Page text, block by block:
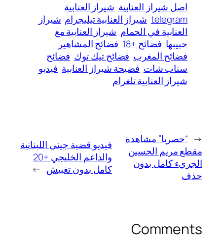
اصل شيراز العنابية شيراز العنابية
telegram شيراز العنابية تيليجرام شيراز
العنابية في الحمام شيراز العنابية مع
حبيبها فضائح +18
فضائح المشاهير
فضائح المغرب فضائح تيك توك فضائح
سناب شات فضيحة شيراز العنابية فيديو
شيراز العنابية تلغرام
← “حصريا” مشاهدة
مقطع مريم الحسين
الجريء كامل بدون
حذف
فيديو قضية جيني اللبنانية
والداعم الخليجي +20
كامل بدون تغبيش →
Comments